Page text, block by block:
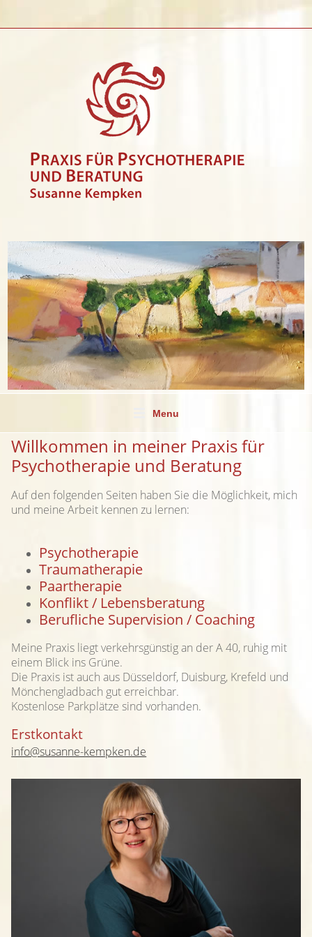
Menu
Willkommen in meiner Praxis für
Psychotherapie und Beratung
Auf den folgenden Seiten haben Sie die Möglichkeit, mich
und meine Arbeit kennen zu lernen:
Psychotherapie
Traumatherapie
Paartherapie
Konflikt / Lebensberatung
Berufliche Supervision / Coaching
Meine Praxis liegt verkehrsgünstig an der A 40, ruhig mit
einem Blick ins Grüne.
Die Praxis ist auch aus Düsseldorf, Duisburg, Krefeld und
Mönchengladbach gut erreichbar.
Kostenlose Parkplätze sind vorhanden.
Erstkontakt
info@susanne-kempken.de